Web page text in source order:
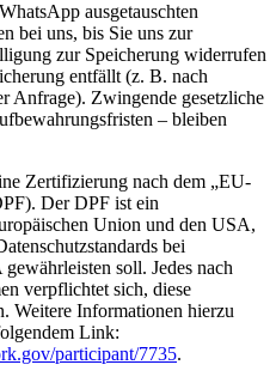
ausgetauschten
bei uns, bis Sie uns zur
zur Speicherung widerrufen
entfällt (z. B. nach
Anfrage). Zwingende gesetzliche
– bleiben
Zertifizierung nach dem „EU-
Der DPF ist ein
Union und den USA,
bei
soll. Jedes nach
verpflichtet sich, diese
Weitere Informationen hierzu
Link:
participant/7735.